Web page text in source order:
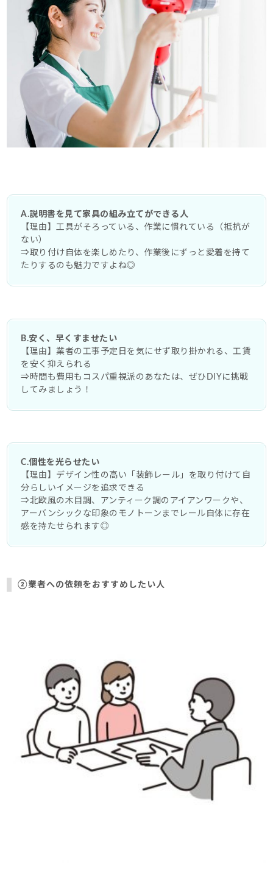
A.説明書を見て家具の組み立てができる人
【理由】工具がそろっている、作業に慣れている（抵抗が
ない）
⇒取り付け自体を楽しめたり、作業後にずっと愛着を持て
たりするのも魅力ですよね◎
B.安く、早くすませたい
【理由】業者の工事予定日を気にせず取り掛かれる、工賃
を安く抑えられる
⇒時間も費用もコスパ重視派のあなたは、ぜひDIYに挑戦
してみましょう！
C.個性を光らせたい
【理由】デザイン性の高い「装飾レール」を取り付けて自
分らしいイメージを追求できる
⇒北欧風の木目調、アンティーク調のアイアンワークや、
アーバンシックな印象のモノトーンまでレール自体に存在
感を持たせられます◎
②業者への依頼をおすすめしたい人